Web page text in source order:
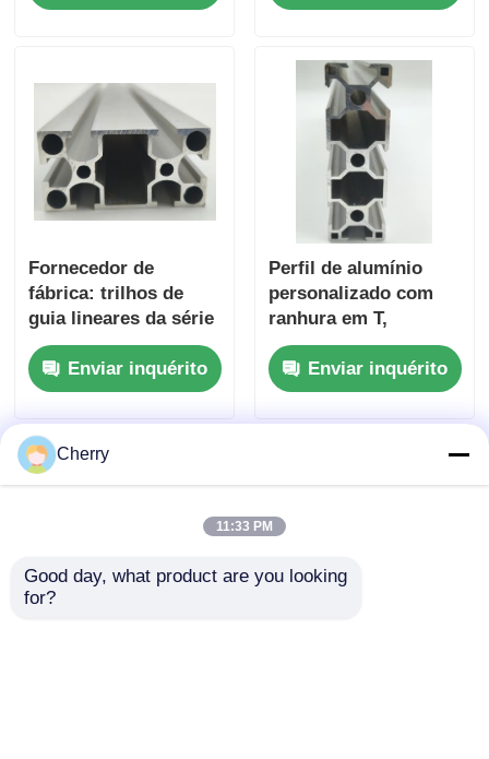
sob medida na China
janelas.
China, perfis de liga
extrudados
Fornecedor de
fábrica: trilhos de
guia lineares da série
6063 3060 de perfis
industriais de
alumínio extrudido,
adequados para
estruturas de
equipamentos de
Enviar inquérito
Perfil de alumínio
personalizado com
ranhura em T,
estrutura industrial
padrão, trilho de
alumínio, faixa T-
track, serviço de
Enviar inquérito
Cherry
11:33 PM
Good day, what product are you looking
for?